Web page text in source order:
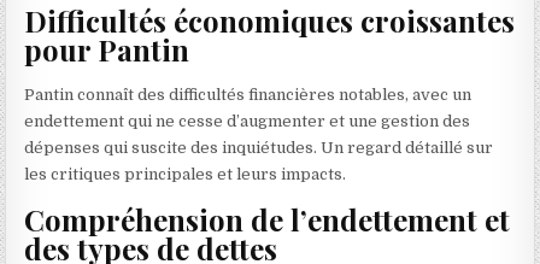
Difficultés économiques croissantes
pour Pantin
Pantin connaît des difficultés financières notables, avec un
endettement qui ne cesse d’augmenter et une gestion des
dépenses qui suscite des inquiétudes. Un regard détaillé sur
les critiques principales et leurs impacts.
Compréhension de l’endettement et
des types de dettes